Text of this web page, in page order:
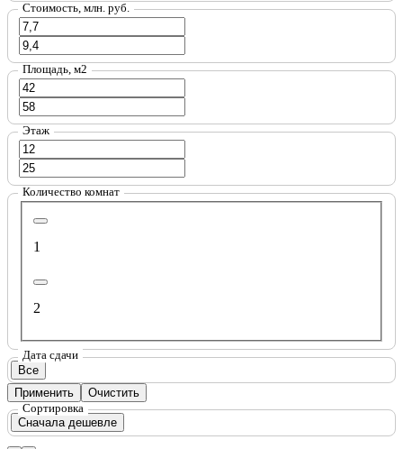
Стоимость, млн. руб.
Площадь, м2
Этаж
Количество комнат
1
2
Дата сдачи
Все
Применить
Очистить
Сортировка
Сначала дешевле